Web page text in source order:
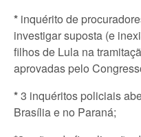
* inquérito de
investigar suposta (e
filhos de Lula na
aprovadas pelo
*3 inquéritos policiais
Brasília e no Paraná;